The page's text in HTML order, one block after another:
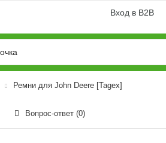
Вход в B2B
Ремни для John Deere [Tagex]
Вопрос-ответ (0)